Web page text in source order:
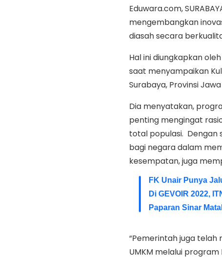
Eduwara.com,
mengembangkan
diasah secara
Hal ini diungkapkan
saat menyampaikan
Surabaya, Provinsi
Dia menyatakan,
penting mengingat
total populasi. Dengan
bagi negara dalam
kesempatan, juga
FK Unair Punya
Di GEVOIR 2022,
Paparan Sinar
“Pemerintah juga
UMKM melalui